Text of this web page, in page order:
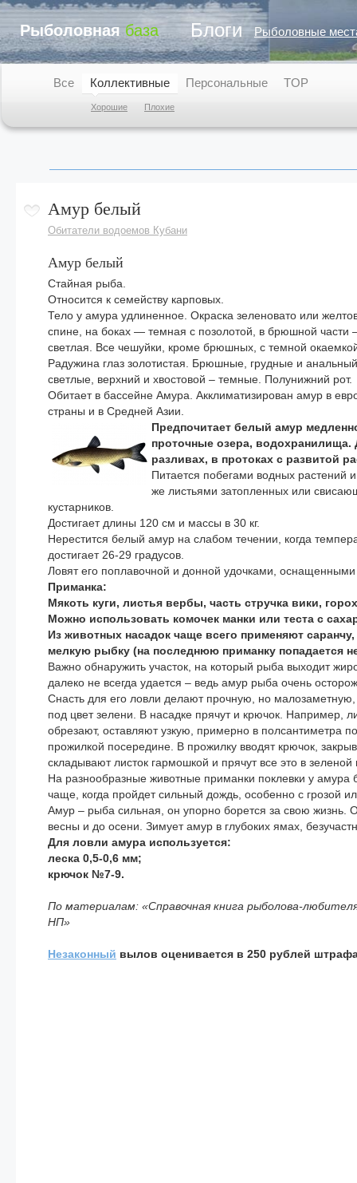
Рыболовная база Блоги Рыболовные
Все Коллективные
Хорошие Плохие
Персональные TOP
Амур белый
Обитатели водоемов Кубани
Амур белый
Стайная рыба.
Относится к семейству карповых.
Тело у амура удлиненное. Окраска зеленовато или
спине, на боках — темная с позолотой, в брюшной части
светлая. Все чешуйки, кроме брюшных, с темной
Радужина глаз золотистая. Брюшные, грудные и
светлые, верхний и хвостовой – темные. Полунижний рот.
Обитает в бассейне Амура. Акклиматизирован амур в
страны и в Средней Азии.
Предпочитает белый амур
проточные озера, водохранилища.
разливах, в протоках с развитой
Питается побегами водных растений
же листьями затопленных или
кустарников.
Достигает длины 120 см и массы в 30 кг.
Нерестится белый амур на слабом течении, когда
достигает 26-29 градусов.
Ловят его поплавочной и донной удочками,
Приманка:
Мякоть куги, листья вербы, часть стручка вики,
Можно использовать комочек манки или теста с
Из животных насадок чаще всего применяют
мелкую рыбку (на последнюю приманку попадается
Важно обнаружить участок, на который рыба выходит
далеко не всегда удается – ведь амур рыба очень
Снасть для его ловли делают прочную, но
под цвет зелени. В насадке прячут и крючок. Например,
обрезают, оставляют узкую, примерно в полсантиметра
прожилкой посередине. В прожилку вводят крючок,
складывают листок гармошкой и прячут все это в зеленой
На разнообразные животные приманки поклевки у амура
чаще, когда пройдет сильный дождь, особенно с грозой
Амур – рыба сильная, он упорно борется за свою жизнь.
весны и до осени. Зимует амур в глубоких ямах,
Для ловли амура используется:
леска 0,5-0,6 мм;
крючок №7-9.
По материалам: «Справочная книга рыболова-
НП»
Незаконный вылов оценивается в 250 рублей